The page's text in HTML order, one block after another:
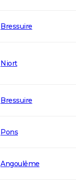
Bressuire
Niort
Bressuire
Pons
Angoulême